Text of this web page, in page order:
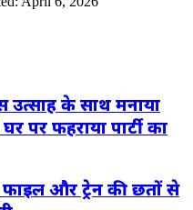
उत्साह के साथ मनाया
पर फहराया पार्टी का
फाइल और ट्रेन की छतों से